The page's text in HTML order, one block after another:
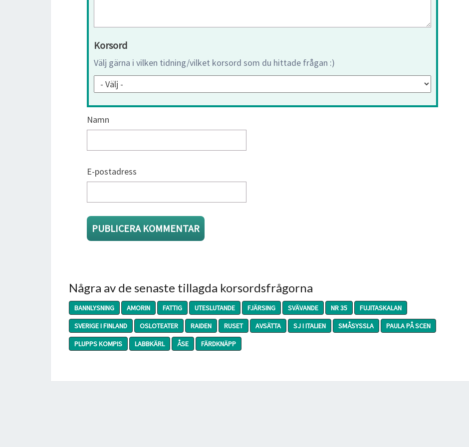
Korsord
Välj gärna i vilken tidning/vilket korsord som du hittade frågan :)
Namn
E-postadress
Några av de senaste tillagda korsordsfrågorna
BANNLYSNING AMORIN FATTIG UTESLUTANDE FJÄRSING SVÄVANDE NR 35
FUJITASKALAN
SVERIGE I FINLAND
OSLOTEATER RAIDEN RUSET AVSÄTTA SJ I ITALIEN SMÅSYSSLA
PAULA PÅ SCEN
PLUPPS KOMPIS
LABBKÄRL ÅSE FÄRDKNÄPP